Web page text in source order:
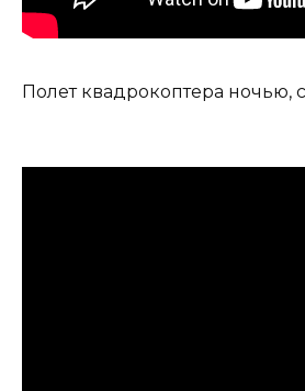
Полет квадрокоптера ночью,